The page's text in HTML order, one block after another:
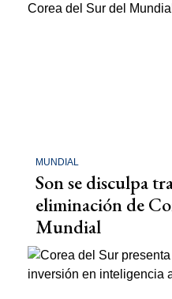
MUNDIAL
Son se disculpa
eliminación de
Mundial